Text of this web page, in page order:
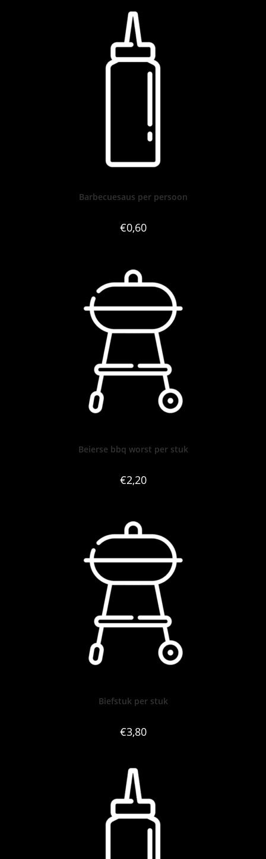
Barbecuesaus per persoon
€0,60
Beierse bbq worst per stuk
€2,20
Biefstuk per stuk
€3,80